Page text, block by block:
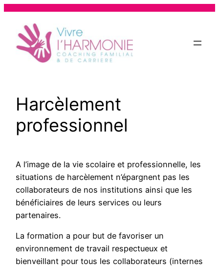
Aller
contenu
Harcèlement
professionnel
A l’image de la vie scolaire et professionnelle, les
situations de harcèlement n’épargnent pas les
collaborateurs de nos institutions ainsi que les
bénéficiaires de leurs services ou leurs
partenaires.
La formation a pour but de favoriser un
environnement de travail respectueux et
bienveillant pour tous les collaborateurs (internes